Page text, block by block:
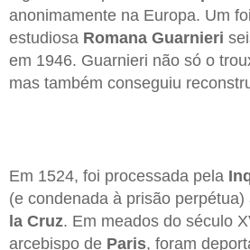
anonimamente na Europa. Um
estudiosa Romana Guarnieri
em 1946. Guarnieri não só o
mas também conseguiu
Em 1524, foi processada pela
(e condenada à prisão perpétua)
la Cruz. Em meados do século
arcebispo de Paris, foram